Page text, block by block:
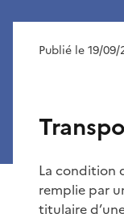
Publié le 19/09/
La condition
remplie par
titulaire